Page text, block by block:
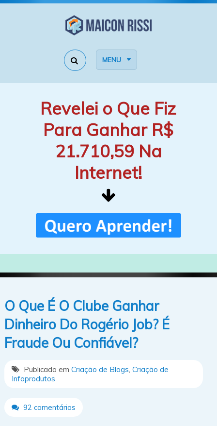
MENU
Revelei o Que Fiz
Para Ganhar R$
21.710,59 Na
Internet!
O Que É O Clube Ganhar
Dinheiro Do Rogério Job? É
Fraude Ou Confiável?
Publicado em Criação de Blogs Criação de
Infoprodutos
92 comentários